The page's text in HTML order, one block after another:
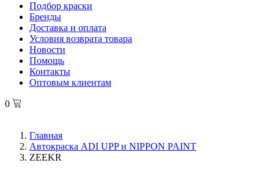
Подбор краски
Бренды
Доставка и оплата
Условия возврата товара
Новости
Помощь
Контакты
Оптовым клиентам
0
Главная
Автокраска ADI UPP и NIPPON PAINT
ZEEKR